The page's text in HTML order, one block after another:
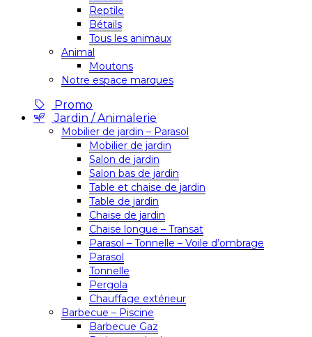
Reptile
Bétails
Tous les animaux
Animal
Moutons
Notre espace marques
Promo
Jardin / Animalerie
Mobilier de jardin – Parasol
Mobilier de jardin
Salon de jardin
Salon bas de jardin
Table et chaise de jardin
Table de jardin
Chaise de jardin
Chaise longue – Transat
Parasol – Tonnelle – Voile d’ombrage
Parasol
Tonnelle
Pergola
Chauffage extérieur
Barbecue – Piscine
Barbecue Gaz